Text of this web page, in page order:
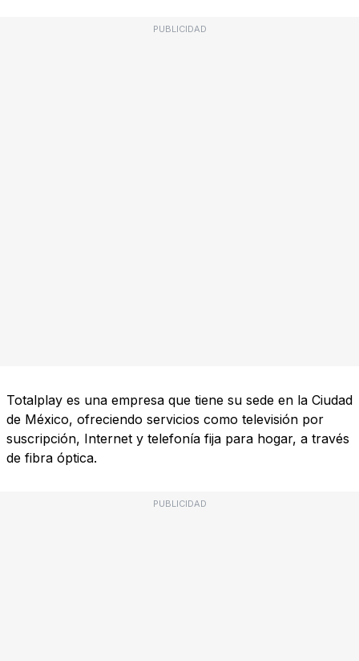
PUBLICIDAD
Totalplay es una empresa que tiene su sede en la Ciudad
de México, ofreciendo servicios como televisión por
suscripción, Internet y telefonía fija para hogar, a través
de fibra óptica.
PUBLICIDAD